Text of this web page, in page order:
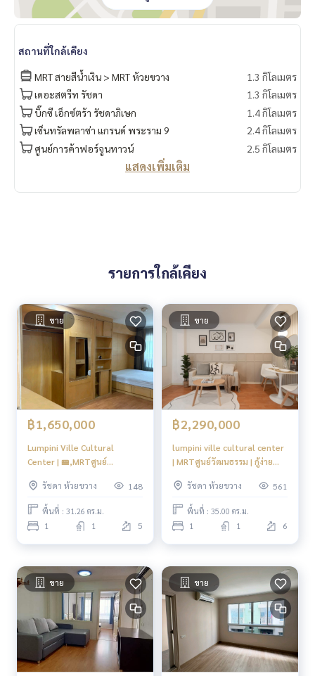
Tel :
093-943-4388
What App+6693-943-4388
LINE ID : @BPP2019
-
#Yok
สถานที่ใกล้เคียง
MRT สายสีน้ำเงิน > MRT ห้วยขวาง
1.3 กิโลเมตร
เดอะสตรีท รัชดา
1.3 กิโลเมตร
บิ๊กซี เอ็กซ์ตร้า รัชดาภิเษก
1.4 กิโลเมตร
เซ็นทรัลพลาซ่า แกรนด์ พระราม 9
2.4 กิโลเมตร
ศูนย์การค้าฟอร์จูนทาวน์
2.5 กิโลเมตร
แสดงเพิ่มเติม
รายการใกล้เคียง
ขาย
฿1,650,000
Lumpini Ville Cultural
Center | 🚝,MRTศูนย์
รัชดา ห้วยขวาง
148
พื้นที่ : 31.26 ตร.ม.
1 1 5
ขาย
฿2,290,000
lumpini ville cultural center
| MRTศูนย์วัฒนธรรม | กู้ง่าย
รัชดา ห้วยขวาง
561
พื้นที่ : 35.00 ตร.ม.
1 1 6
ขาย ขาย